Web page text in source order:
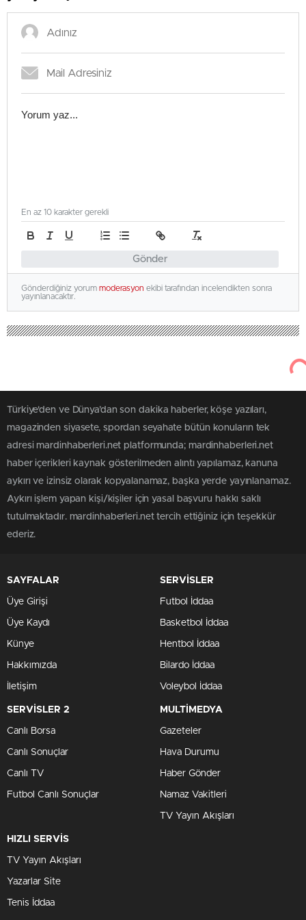
Gönder
En az 10 karakter gerekli
Gönderdiğiniz yorum moderasyon ekibi tarafından incelendikten sonra
yayınlanacaktır.
Türkiye'den ve Dünya’dan son dakika haberler, köşe yazıları,
magazinden siyasete, spordan seyahate bütün konuların tek
adresi mardinhaberleri.net platformunda; mardinhaberleri.net
haber içerikleri kaynak gösterilmeden alıntı yapılamaz, kanuna
aykırı ve izinsiz olarak kopyalanamaz, başka yerde yayınlanamaz.
Aykırı işlem yapan kişi/kişiler için yasal başvuru hakkı saklı
tutulmaktadır. mardinhaberleri.net tercih ettiğiniz için teşekkür
ederiz.
SAYFALAR
Üye Girişi
Üye Kaydı
Künye
Hakkımızda
İletişim
SERVİSLER
Futbol İddaa
Basketbol İddaa
Hentbol İddaa
Bilardo İddaa
Voleybol İddaa
SERVİSLER 2
Canlı Borsa
Canlı Sonuçlar
Canlı TV
Futbol Canlı Sonuçlar
MULTİMEDYA
Gazeteler
Hava Durumu
Haber Gönder
Namaz Vakitleri
TV Yayın Akışları
HIZLI SERVİS
TV Yayın Akışları
Yazarlar Site
Tenis İddaa